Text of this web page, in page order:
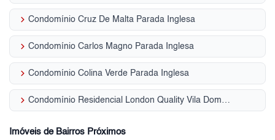
keyboard_arrow_right Condomínio Cruz De Malta Parada Inglesa
keyboard_arrow_right Condomínio Carlos Magno Parada Inglesa
keyboard_arrow_right Condomínio Colina Verde Parada Inglesa
keyboard_arrow_right Condomínio Residencial London Quality Vila Dom Pedro II
Imóveis de Bairros Próximos